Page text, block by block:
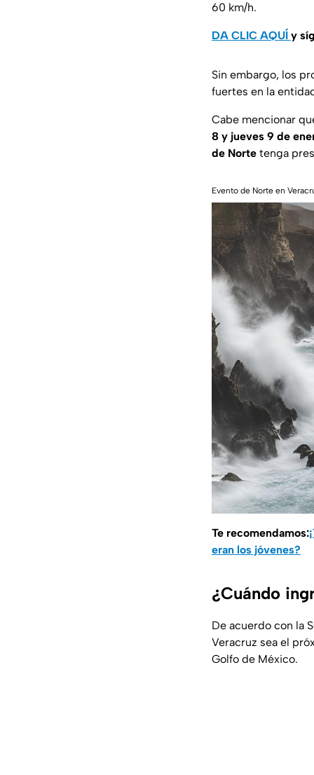
60 km/h.
DA CLIC AQUÍ y
Sin embargo, los
fuertes en la
Cabe mencionar
8 y jueves 9 de
de Norte tenga
Evento de Norte en
Te recomendamos:
eran los jóvenes?
¿Cuándo
De acuerdo con la
Veracruz sea el
Golfo de México.